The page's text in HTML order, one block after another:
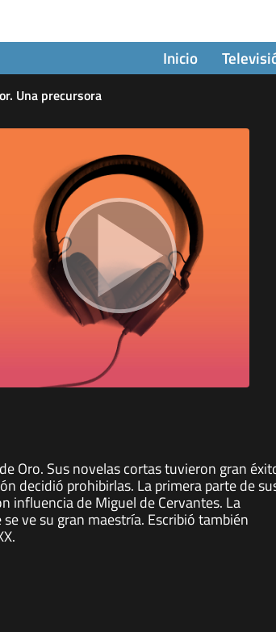
Inicio
Una precursora
Oro. Sus novelas cortas tuvieron gran
decidió prohibirlas. La primera parte de
influencia de Miguel de Cervantes. La
ve su gran maestría. Escribió también